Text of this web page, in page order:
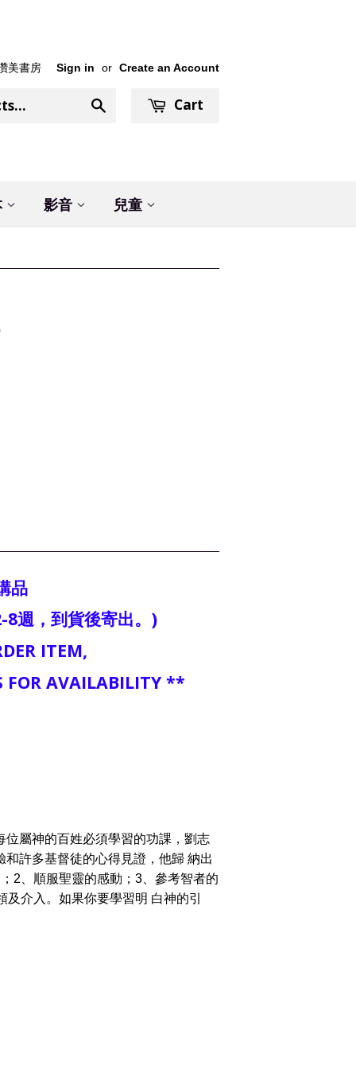
美書房 Sign in or Create an Account
Cart
影音 兒童
品
8週，到貨後寄出。)
ITEM,
FOR AVAILABILITY **
屬神的百姓必須學習的功課，劉志
許多基督徒的心得見證，他歸 納出
2、順服聖靈的感動；3、參考智者的
介入。如果你要學習明 白神的引